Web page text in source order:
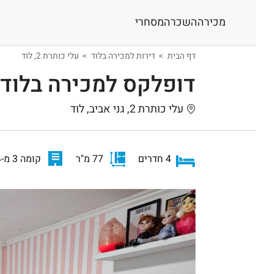
מכירההשכרהמסחרי
דף הבית דירות למכירה בלוד עלי כותרת 2, לוד
דופלקס למכירה בלוד
עלי כותרת 2, גני אביב, לוד
4 חדרים 77 מ"ר קומה 3 מ-4